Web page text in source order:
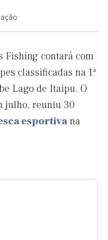
Fishing contará com
classificadas na 1ª
Lago de Itaipu. O
julho, reuniu 30
esportivana